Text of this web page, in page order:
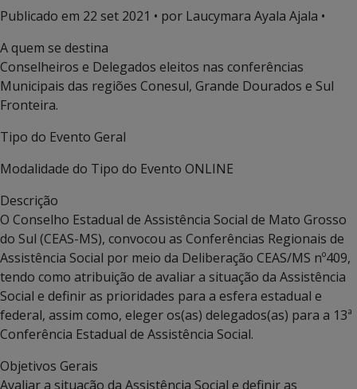
Publicado em 22 set 2021 • por Laucymara Ayala Ajala •
A quem se destina
Conselheiros e Delegados eleitos nas conferências
Municipais das regiões Conesul, Grande Dourados e Sul
Fronteira.
Tipo do Evento Geral
Modalidade do Tipo do Evento ONLINE
Descrição
O Conselho Estadual de Assistência Social de Mato Grosso
do Sul (CEAS-MS), convocou as Conferências Regionais de
Assistência Social por meio da Deliberação CEAS/MS nº409,
tendo como atribuição de avaliar a situação da Assistência
Social e definir as prioridades para a esfera estadual e
federal, assim como, eleger os(as) delegados(as) para a 13ª
Conferência Estadual de Assistência Social.
Objetivos Gerais
Avaliar a situação da Assistência Social e definir as